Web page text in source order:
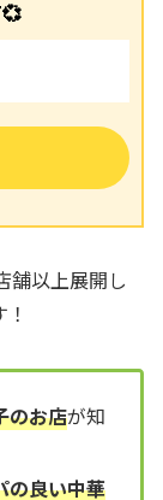
舗以上展開し
のお店が知
の良い中華